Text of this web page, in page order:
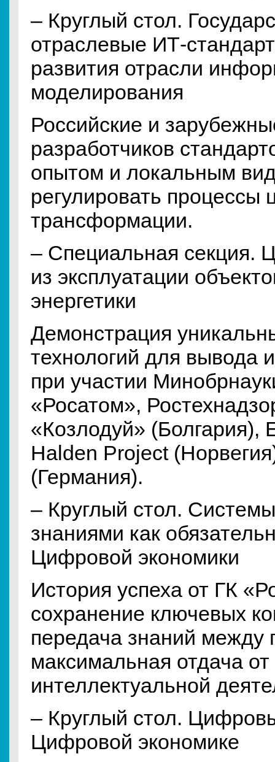
– Круглый стол.
отраслевые ИТ-
развития отрасли
моделирования
Российские и
разработчиков
опытом и локальным
регулировать процессы
трансформации.
– Специальная секция.
из эксплуатации
энергетики
Демонстрация
технологий для вывода
при участии
«Росатом»,
«Козлодуй» (Болгария),
Halden Project
(Германия).
– Круглый стол.
знаниями как
Цифровой экономики
История успеха от ГК
сохранение ключевых
передача знаний между
максимальная отдача от
интеллектуальной
– Круглый стол.
Цифровой экономике